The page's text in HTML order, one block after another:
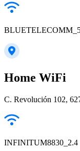
Home WiFi
C. Revolución 102,
INFINITUM8830_2.4